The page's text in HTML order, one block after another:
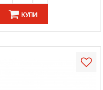
КУПИ